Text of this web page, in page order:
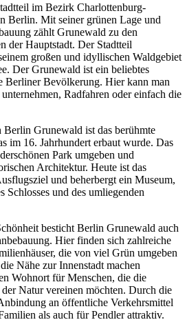
im Bezirk Charlottenburg-
Berlin. Mit seiner grünen Lage und
zählt Grunewald zu den
der Hauptstadt. Der Stadtteil
großen und idyllischen Waldgebiet
Der Grunewald ist ein beliebtes
Berliner Bevölkerung. Hier kann man
Radfahren oder einfach die
Grunewald ist das berühmte
im 16. Jahrhundert erbaut wurde. Das
Park umgeben und
Architektur. Heute ist das
und beherbergt ein Museum,
Schlosses und des umliegenden
besticht Berlin Grunewald auch
Hier finden sich zahlreiche
die von viel Grün umgeben
Nähe zur Innenstadt machen
Wohnort für Menschen, die die
Natur vereinen möchten. Durch die
an öffentliche Verkehrsmittel
als auch für Pendler attraktiv.